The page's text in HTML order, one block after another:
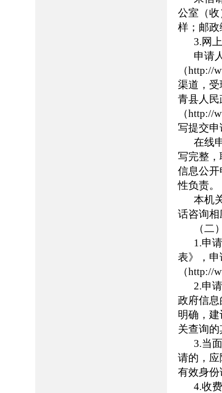
公室（
样；邮政
3.网
申请
（http://
渠道，
青县人
（http://
写提交
在线
写完整
信息公
性负责
本机
话咨询
（二
1.申
表》，
（http://
2.申
政府信
明确，
关查询
3.当
请的，
有效身
4.收